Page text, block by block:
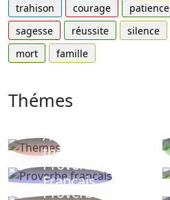
trahison
courage patience
sagesse
réussite silence
mort
famille
Thémes
Autres
thèmes
Proverbe
Français
Proverbe